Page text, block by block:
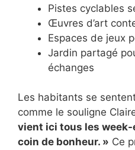
Pistes cyclables
Œuvres d’art
Espaces de jeux
Jardin partagé
échanges
Les habitants se
comme le souligne
vient ici tous les week-
coin de bonheur. » Ce